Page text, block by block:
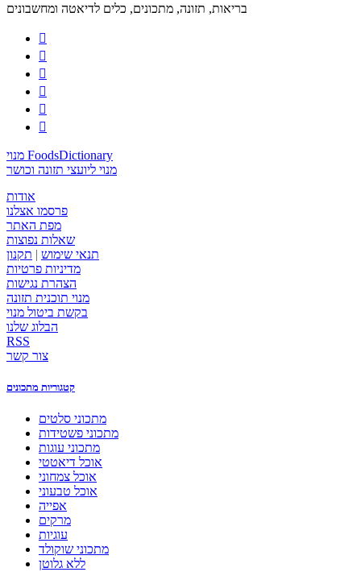
בריאות, תזונה, מתכונים, כלים לדיאטה ומחשבונים






מנוי FoodsDictionary
מנוי ליועצי תזונה וכושר
אודות
פרסמו אצלנו
מפת האתר
שאלות נפוצות
תנאי שימוש | תקנון
מדיניות פרטיות
הצהרת נגישות
מנוי תוכנית תזונה
בקשת ביטול מנוי
הבלוג שלנו
RSS
צור קשר
קטגוריות מתכונים
מתכוני סלטים
מתכוני פשטידות
מתכוני עוגות
אוכל דיאטטי
אוכל צמחוני
אוכל טבעוני
אפייה
מרקים
עוגיות
מתכוני שוקולד
ללא גלוטן